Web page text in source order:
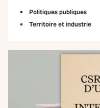
Politiques publiques
Territoire et industrie